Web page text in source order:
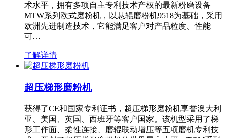
术水平，拥有多项自主专利技术产权的最新粉磨设备—
MTW系列欧式磨粉机，以悬辊磨粉机9518为基础，采用
欧洲先进制造技术，它能满足客户对产品粒度、性能
可…
了解详情
超压梯形磨粉机
获得了CE和国家专利证书，超压梯形磨粉机享誉澳大利
亚、美国、英国、西班牙等客户国家。该机型采用了梯
形工作面、柔性连接、磨辊联动增压等五项磨机专利技